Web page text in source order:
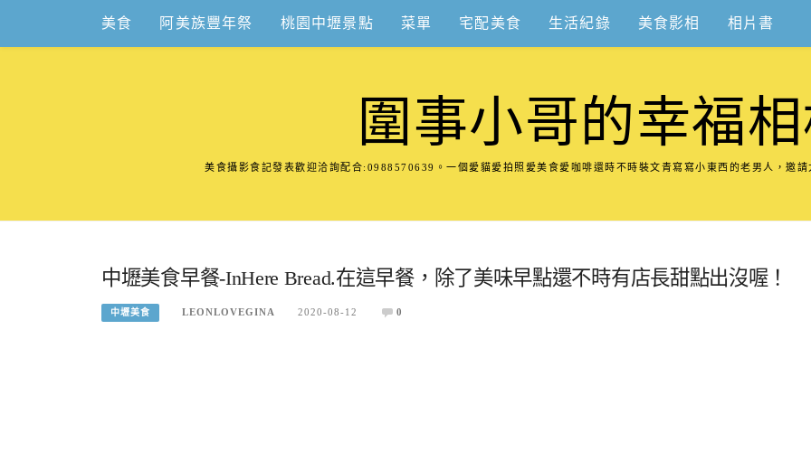
content
美食 阿美族豐年祭 桃園中壢景點 菜單 宅配美食 生活紀錄 美食影相 相片書
圍事小哥的幸福
美食攝影食記發表歡迎洽詢配合:0988570639。一個愛貓愛拍照愛美食愛咖啡還時不時裝文青寫寫小東西的老男人，邀
中壢美食早餐-InHere Bread.在這早餐，除了美味早點還不時有店長甜點出沒喔！
中壢美食 LEONLOVEGINA 2020-08-12 0